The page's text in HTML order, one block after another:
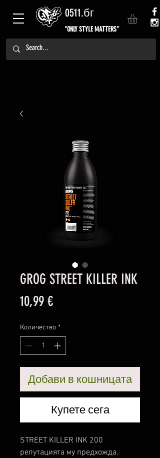
0511.бг
"ONLY STYLE MATTERS"
GROG STREET KILLER INK
10,99 €Цена
Количество *
Добави в кошницата
Купете сега
STREET KILLER INK 200
репутацията му предхожда.